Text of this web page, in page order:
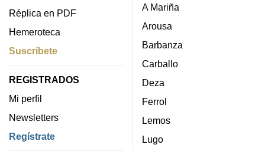
Réplica en PDF
Hemeroteca
Suscríbete
REGISTRADOS
Mi perfil
Newsletters
Regístrate
A Mariña
Arousa
Barbanza
Carballo
Deza
Ferrol
Lemos
Lugo